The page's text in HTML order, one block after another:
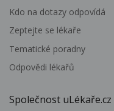
Kdo na dotazy odpovídá
Zeptejte se lékaře
Tematické poradny
Odpovědi lékařů
Společnost uLékaře.cz